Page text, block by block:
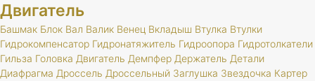
Двигатель
Башмак Блок Вал Валик Венец Вкладыш Втулка Втулки
Гидрокомпенсатор Гидронатяжитель Гидроопора Гидротолкатели
Гильза Головка Двигатель Демпфер Держатель Детали
Диафрагма Дроссель Дроссельный Заглушка Звездочка Картер